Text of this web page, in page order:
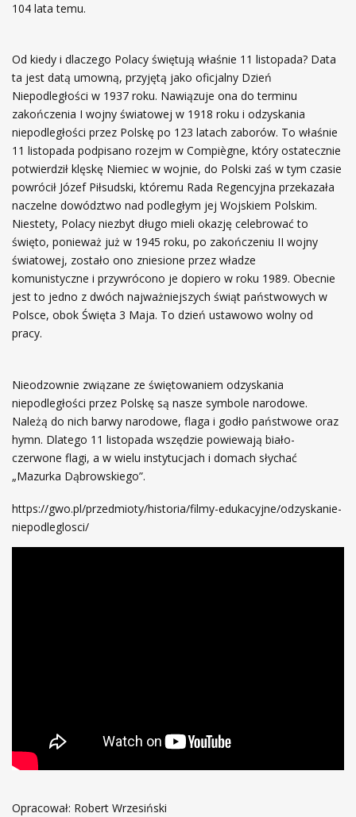
104 lata temu.
Od kiedy i dlaczego Polacy świętują właśnie 11 listopada? Data
ta jest datą umowną, przyjętą jako oficjalny Dzień
Niepodległości w 1937 roku. Nawiązuje ona do terminu
zakończenia I wojny światowej w 1918 roku i odzyskania
niepodległości przez Polskę po 123 latach zaborów. To właśnie
11 listopada podpisano rozejm w Compiègne, który ostatecznie
potwierdził klęskę Niemiec w wojnie, do Polski zaś w tym czasie
powrócił Józef Piłsudski, któremu Rada Regencyjna przekazała
naczelne dowództwo nad podległym jej Wojskiem Polskim.
Niestety, Polacy niezbyt długo mieli okazję celebrować to
święto, ponieważ już w 1945 roku, po zakończeniu II wojny
światowej, zostało ono zniesione przez władze
komunistyczne i przywrócono je dopiero w roku 1989. Obecnie
jest to jedno z dwóch najważniejszych świąt państwowych w
Polsce, obok Święta 3 Maja. To dzień ustawowo wolny od
pracy.
Nieodzownie związane ze świętowaniem odzyskania
niepodległości przez Polskę są nasze symbole narodowe.
Należą do nich barwy narodowe, flaga i godło państwowe oraz
hymn. Dlatego 11 listopada wszędzie powiewają biało-
czerwone flagi, a w wielu instytucjach i domach słychać
„Mazurka Dąbrowskiego”.
https://gwo.pl/przedmioty/historia/filmy-edukacyjne/odzyskanie-
niepodleglosci/
Opracował: Robert Wrzesiński